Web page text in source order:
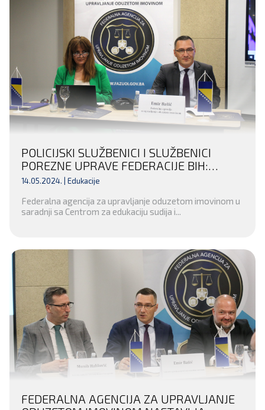
POLICIJSKI SLUŽBENICI I SLUŽBENICI
POREZNE UPRAVE FEDERACIJE BIH:
ZAJEDNO U BORBI PROTIV
KORUPCIJE
14.05.2024. | Edukacije
Federalna agencija za upravljanje oduzetom imovinom u
saradnji sa Centrom za edukaciju sudija i...
FEDERALNA AGENCIJA ZA UPRAVLJANJE